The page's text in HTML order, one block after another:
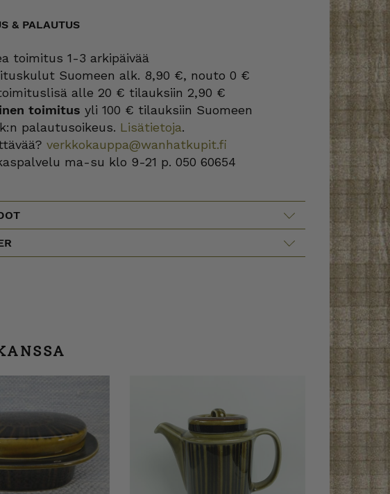
& PALAUTUS
toimitus 1-3 arkipäivää
Suomeen alk. 8,90 €, nouto 0 €
alle 20 € tilauksiin 2,90 €
toimitus yli 100 € tilauksiin Suomeen
palautusoikeus. Lisätietoja.
verkkokauppa@wanhatkupit.fi
ma-su klo 9-21 p. 050 60654